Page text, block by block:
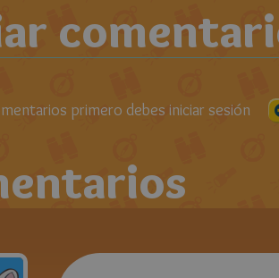
primero debes iniciar sesión